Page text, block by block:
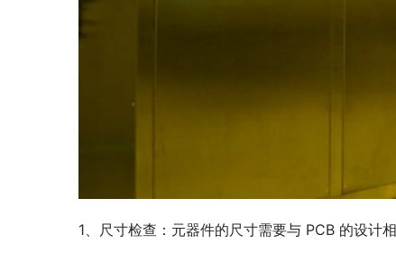
1、尺寸检查：元器件的尺寸需要与 PCB 的设计